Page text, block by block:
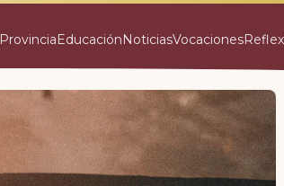
ProvinciaEducaciónNoticiasVocaciones